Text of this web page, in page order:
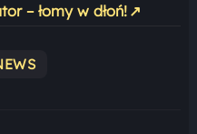
– łomy w dłoń! ↗